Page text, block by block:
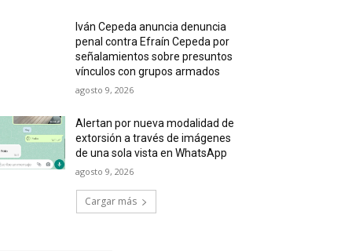
Iván Cepeda anuncia denuncia
penal contra Efraín Cepeda por
señalamientos sobre presuntos
vínculos con grupos armados
agosto 9, 2026
Alertan por nueva modalidad de
extorsión a través de imágenes
de una sola vista en WhatsApp
agosto 9, 2026
Cargar más